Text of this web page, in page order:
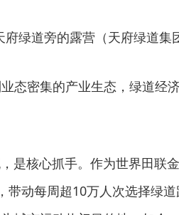
府绿道旁的露营（天府绿道集
态密集的产业生态，绿道经
是核心抓手。作为世界田联
带动每周超10万人次选择绿